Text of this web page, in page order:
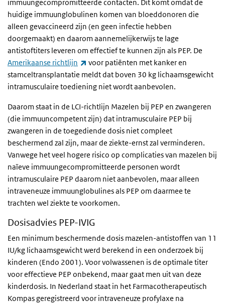
immuungecompromitteerde contacten. Dit komt omdat de
huidige immuunglobulinen komen van bloeddonoren die
alleen gevaccineerd zijn (en geen infectie hebben
doorgemaakt) en daarom aannemelijkerwijs te lage
antistoftiters leveren om effectief te kunnen zijn als PEP. De
Amerikaanse richtlijn
(externe link)
voor patiënten met kanker en
stamceltransplantatie meldt dat boven 30 kg lichaamsgewicht
intramusculaire toediening niet wordt aanbevolen.
Daarom staat in de LCI-richtlijn Mazelen bij PEP en zwangeren
(die immuuncompetent zijn) dat intramusculaire PEP bij
zwangeren in de toegediende dosis niet compleet
beschermend zal zijn, maar de ziekte-ernst zal verminderen.
Vanwege het veel hogere risico op complicaties van mazelen bij
naïeve immuungecompromitteerde personen wordt
intramusculaire PEP daarom niet aanbevolen, maar alleen
intraveneuze immuunglobulines als PEP om daarmee te
trachten wel ziekte te voorkomen.
Dosisadvies PEP-IVIG
Een minimum beschermende dosis mazelen-antistoffen van 11
IU/kg lichaamsgewicht werd berekend in een onderzoek bij
kinderen (Endo 2001). Voor volwassenen is de optimale titer
voor effectieve PEP onbekend, maar gaat men uit van deze
kinderdosis. In Nederland staat in het Farmacotherapeutisch
Kompas geregistreerd voor intraveneuze profylaxe na